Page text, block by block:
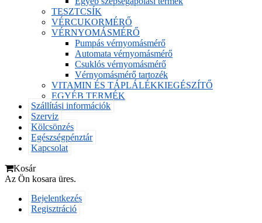
TESZTCSÍK
VÉRCUKORMÉRŐ
VÉRNYOMÁSMÉRŐ
Pumpás vérnyomásmérő
Automata vérnyomásmérő
Csuklós vérnyomásmérő
Vérnyomásmérő tartozék
VITAMIN ÉS TÁPLÁLÉKKIEGÉSZÍTŐ
EGYÉB TERMÉK
Szállítási információk
Szerviz
Kölcsönzés
Egészségpénztár
Kapcsolat
Kosár
Az Ön kosara üres.
Bejelentkezés
Regisztráció